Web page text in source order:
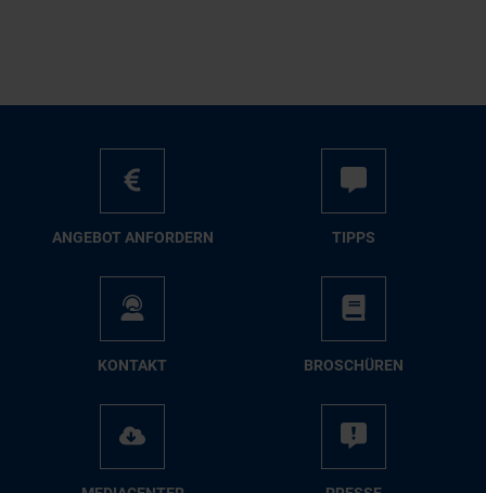
AN­GE­BOT AN­FOR­DERN TIPPS
KON­TAKT BRO­SCHÜ­REN